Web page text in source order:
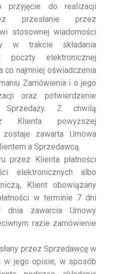
przyjęcie do realizacji
przesłanie przez
stosownej wiadomości
w trakcie składania
poczty elektronicznej
co najmniej oświadczenia
Zamówienia i o jego
oraz potwierdzenie
Sprzedaży. Z chwilą
Klienta powyższej
zawarta Umowa
a Sprzedawcą.
przez Klienta płatności
elektronicznych albo
Klient obowiązany
w terminie 7 dni
dnia zawarcia Umowy
razie zamówienie
przez Sprzedawcę w
w jego opisie, w sposób